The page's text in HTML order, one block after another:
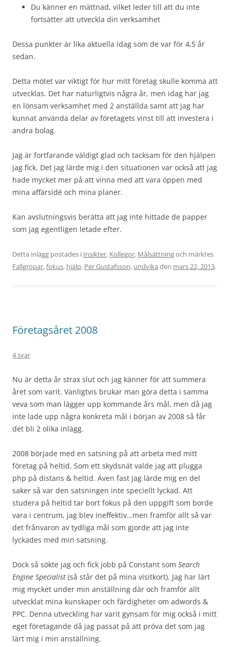
Du känner en mättnad, vilket leder till att du inte
fortsätter att utveckla din verksamhet
Dessa punkter är lika aktuella idag som de var för 4,5 år
sedan.
Detta mötet var viktigt för hur mitt företag skulle komma att
utvecklas. Det har naturligtvis några år, men idag har jag
en lönsam verksamhet med 2 anställda samt att jag har
kunnat använda delar av företagets vinst till att investera i
andra bolag.
Jag är fortfarande väldigt glad och tacksam för den hjälpen
jag fick. Det jag lärde mig i den situationen var också att jag
hade mycket mer på att vinna med att vara öppen med
mina affärsidé och mina planer.
Kan avslutningsvis berätta att jag inte hittade de papper
som jag egentligen letade efter.
Detta inlägg postades i Insikter, Kollegor, Målsättningoch märktes
Fallgropar,fokus, hjälp, Per Gustafsson, undvika den mars 22, 2013.
Företagsåret 2008
4 svar
Nu är detta år strax slut och jag känner för att summera
året som varit. Vanligtvis brukar man göra detta i samma
veva som man lägger upp kommande års mål, men då jag
inte lade upp några konkreta mål i början av 2008 så får
det bli 2 olika inlägg.
2008 började med en satsning på att arbeta med mitt
företag på heltid. Som ett skydsnät valde jag att plugga
php på distans & heltid. Även fast jag lärde mig en del
saker så var den satsningen inte speciellt lyckad. Att
studera på heltid tar bort fokus på den uppgift som borde
vara i centrum, jag blev ineffektiv…men framför allt så var
det frånvaron av tydliga mål som gjorde att jag inte
lyckades med min satsning.
Dock så sökte jag och fick jobb på Constant som Search
Engine Specialist (så står det på mina visitkort). Jag har lärt
mig mycket under min anställning där och framför allt
utvecklat mina kunskaper och färdigheter om adwords &
PPC. Denna utveckling har varit gynsam för mig också i mitt
eget företagande då jag passat på att pröva det som jag
lärt mig i min anställning.